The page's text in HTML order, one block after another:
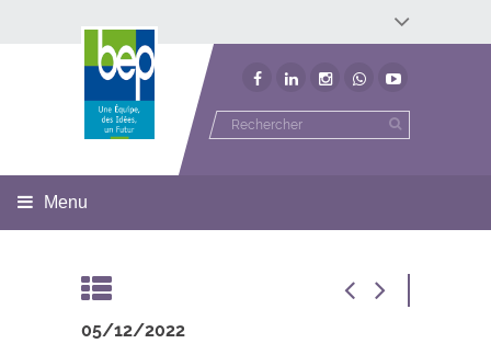
Développement économique
Développement territorial
Menu
05/12/2022